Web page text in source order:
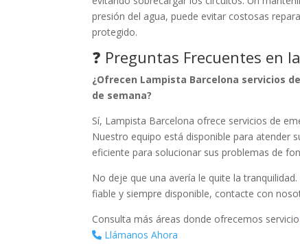
presión del agua, puede evitar costosas
protegido.
❓ Preguntas Frecuentes en
¿Ofrecen Lampista Barcelona servicios
de semana?
Sí, Lampista Barcelona ofrece servicios de
Nuestro equipo está disponible para atender
eficiente para solucionar sus problemas de
No deje que una avería le quite la
fiable y siempre disponible, contacte con
Consulta más áreas donde ofrecemos
Llámanos Ahora